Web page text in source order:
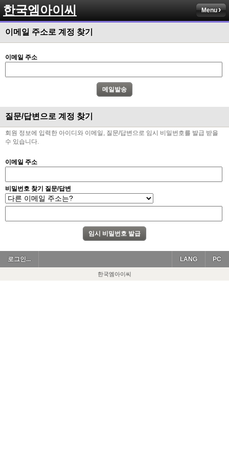
한국엠아이씨 Menu
이메일 주소로 계정 찾기
이메일 주소
질문/답변으로 계정 찾기
회원 정보에 입력한 아이디와 이메일, 질문/답변으로 임시 비밀번호를 발급 받을
수 있습니다.
이메일 주소
비밀번호 찾기 질문/답변
로그인... PC
LANG
한국엠아이씨